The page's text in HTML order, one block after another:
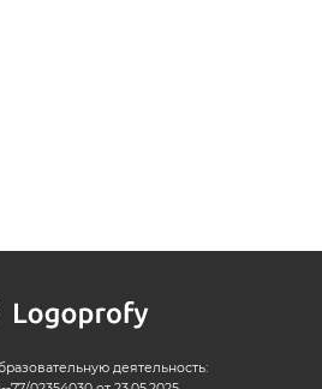
деятельность: